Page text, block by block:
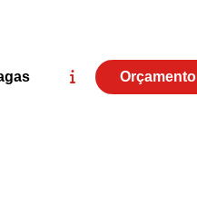
Orçamento